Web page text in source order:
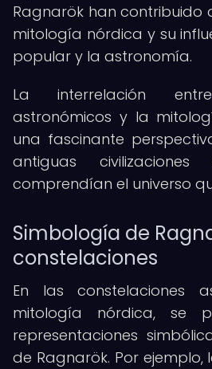
Ragnarök han contribuido
mitología nórdica y su
popular y la astronomía.
La interrelación
astronómicos y la
una fascinante
antiguas
comprendían el universo
Simbología de
constelaciones
En las constelaciones
mitología nórdica, se
representaciones
de Ragnarök. Por